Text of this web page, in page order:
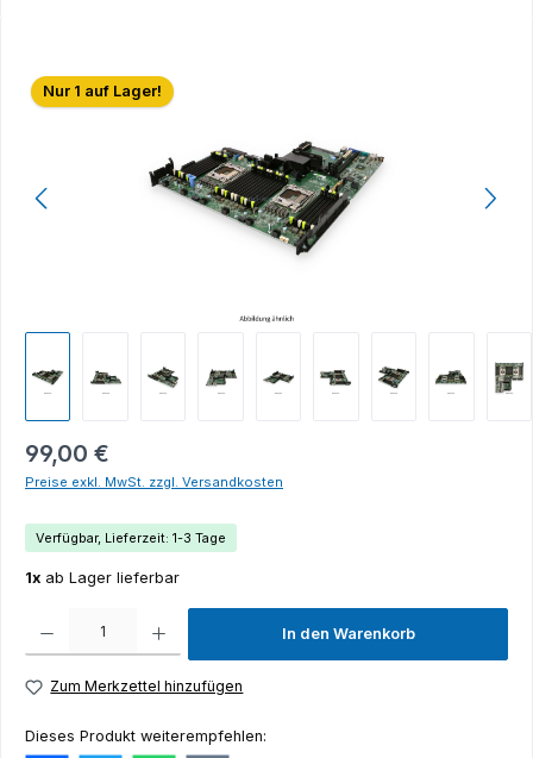
Bildergalerie überspringen
Nur 1 auf Lager!
99,00 €
Preise exkl. MwSt. zzgl. Versandkosten
Verfügbar, Lieferzeit: 1-3 Tage
1x ab Lager lieferbar
In den Warenkorb
Zum Merkzettel hinzufügen
Dieses Produkt weiterempfehlen: